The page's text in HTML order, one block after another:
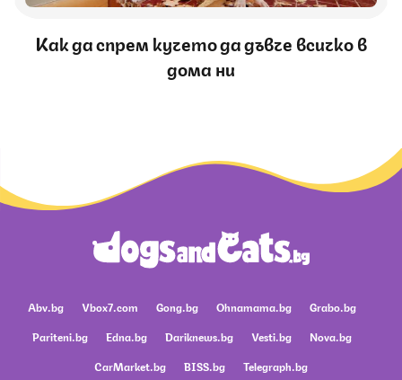
Как да спрем кучето да дъвче всичко в
дома ни
Abv.bg Vbox7.com Gong.bg Ohnamama.bg
Grabo.bg
Pariteni.bg
Edna.bg Dariknews.bg Vesti.bg
Nova.bg
CarMarket.bg
BISS.bg Telegraph.bg